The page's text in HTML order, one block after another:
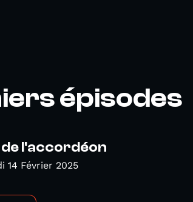
épisodes
l'accordéon
14 Février 2025